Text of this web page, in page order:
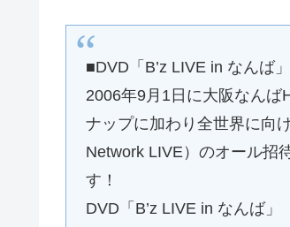
■DVD「B’z LIVE in なんば
2006年9月1日に大阪なんば
ナップに加わり全世界に向
Network LIVE）のオール招
す！
DVD「B’z LIVE in なんば」